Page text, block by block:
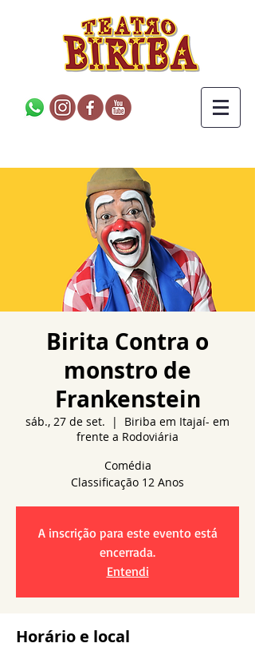
Birita Contra o
monstro de
Frankenstein
sáb., 27 de set.
  |
Biriba em Itajaí- em
frente a Rodoviária
Comédia
A inscrição para este evento está
encerrada.
Entendi
Horário e local